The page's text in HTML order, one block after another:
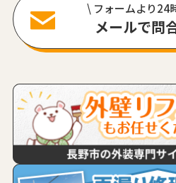
\ フォームより24
メールで問